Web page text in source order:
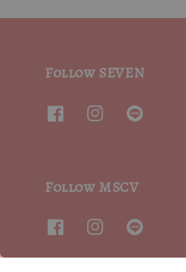
Follow SEVEN
Follow MSCV